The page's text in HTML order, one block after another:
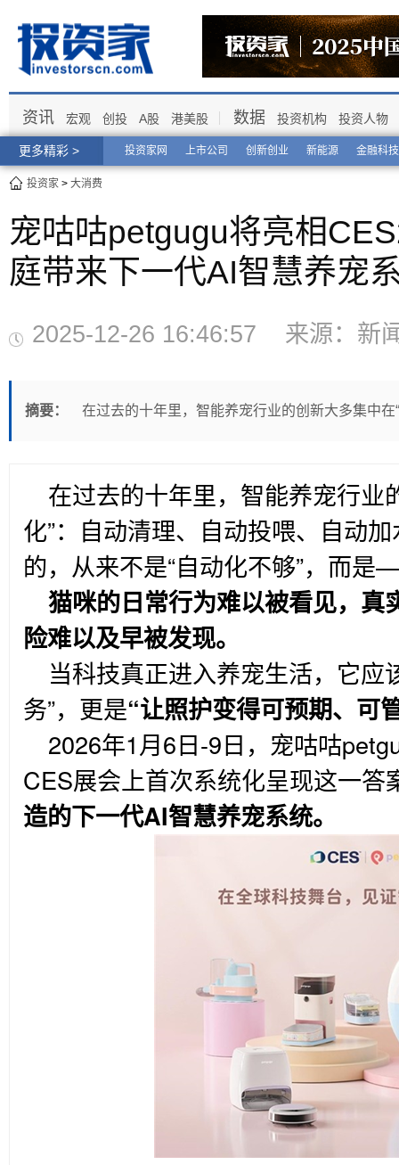
更多精彩 > 投资家网 上市公司 创新创业 新能源 金融科技
资讯 宏观 创投 A股 港美股 数据 投资机构 投资人物
投资家 > 大消费
宠咕咕petgugu将亮相
庭带来下一代AI智慧养宠
2025-12-26 16:46:57 来源：
摘要： 在过去的十年里，智能养宠行业的创新大多集中
在过去的十年里，智能养宠行业
化”：自动清理、自动投喂、自动
的，从来不是“自动化不够”，而
猫咪的日常行为难以被看见，真
险难以及早被发现。
当科技真正进入养宠生活，它应
务”，更是“让照护变得可预期、可
2026年1月6日-9日，宠咕咕
CES展会上首次系统化呈现这一答
造的下一代AI智慧养宠系统。